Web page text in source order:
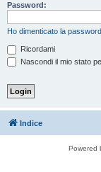
Password:
Ho dimenticato la password
Ricordami
Nascondi il mio stato
Indice
Powered